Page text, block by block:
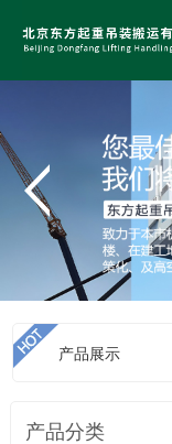
产品展示
产品分类